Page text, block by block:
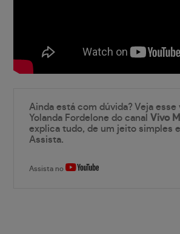
Ainda está com dúvida? Veja esse
Yolanda Fordelone do canal Vivo
explica tudo, de um jeito simples
Assista.
Assista no